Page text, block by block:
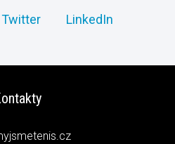
Twitter LinkedIn